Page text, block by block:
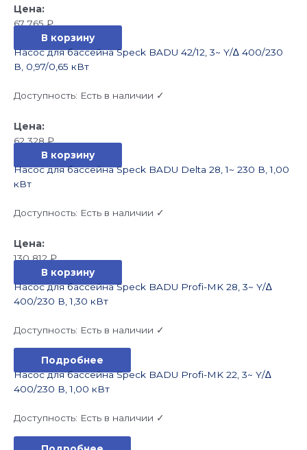
67 765₽
В корзину
Насос для бассейна Speck BADU 42/12, 3~ Y/∆ 400/230
В, 0,97/0,65 кВт
Доступность: Есть в наличии ✓
62 328₽
В корзину
Насос для бассейна Speck BADU Delta 28, 1~ 230 В, 1,00
кВт
Доступность: Есть в наличии ✓
130 812₽
В корзину
Насос для бассейна Speck BADU Profi-MK 28, 3~ Y/∆
400/230 В, 1,30 кВт
Доступность: Есть в наличии ✓
Подробнее
Насос для бассейна Speck BADU Profi-MK 22, 3~ Y/∆
400/230 В, 1,00 кВт
Доступность: Есть в наличии ✓